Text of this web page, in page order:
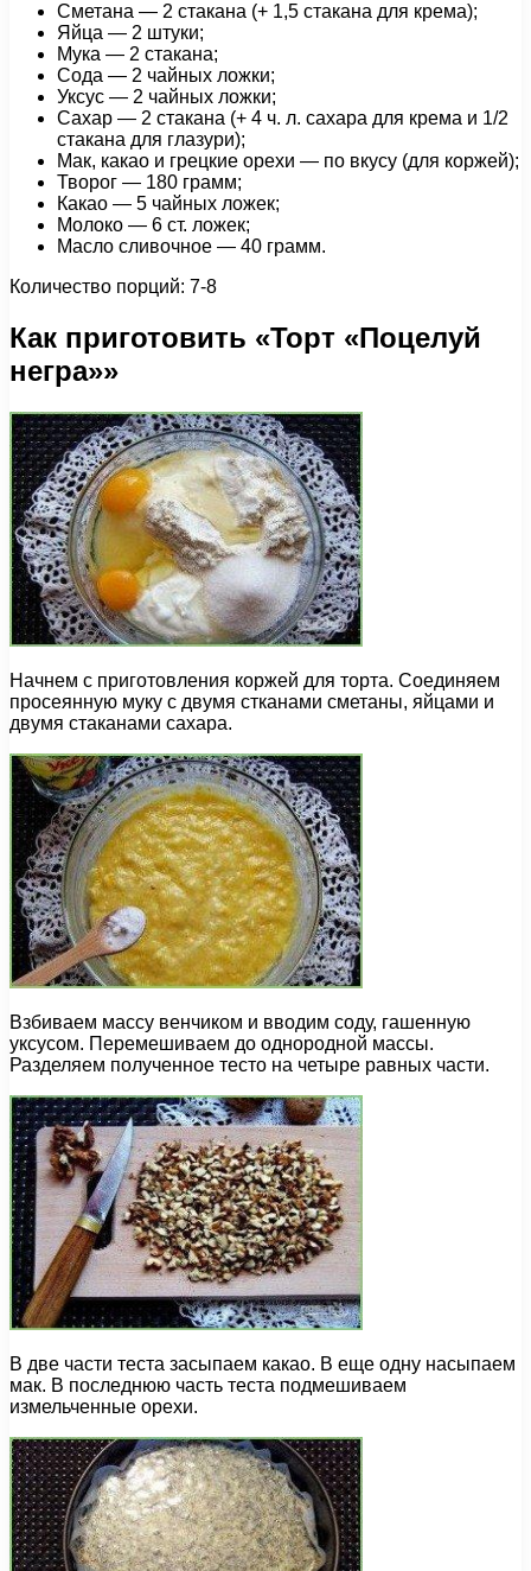
Сметана — 2 стакана (+ 1,5 стакана для крема);
Яйца — 2 штуки;
Мука — 2 стакана;
Сода — 2 чайных ложки;
Уксус — 2 чайных ложки;
Сахар — 2 стакана (+ 4 ч. л. сахара для крема и 1/2
стакана для глазури);
Мак, какао и грецкие орехи — по вкусу (для коржей);
Творог — 180 грамм;
Какао — 5 чайных ложек;
Молоко — 6 ст. ложек;
Масло сливочное — 40 грамм.
Количество порций: 7-8
Как приготовить «Торт «Поцелуй
негра»»
Начнем с приготовления коржей для торта. Соединяем
просеянную муку с двумя стканами сметаны, яйцами и
двумя стаканами сахара.
Взбиваем массу венчиком и вводим соду, гашенную
уксусом. Перемешиваем до однородной массы.
Разделяем полученное тесто на четыре равных части.
В две части теста засыпаем какао. В еще одну насыпаем
мак. В последнюю часть теста подмешиваем
измельченные орехи.